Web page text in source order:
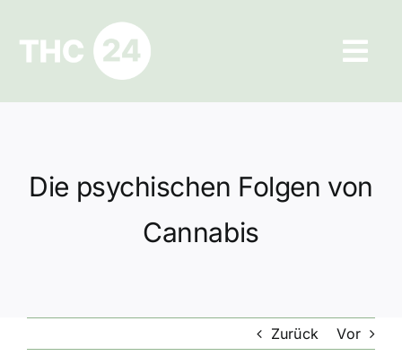
springen
Ratgeber
Die psychischen Folgen von
Cannabis
Zurück Vor